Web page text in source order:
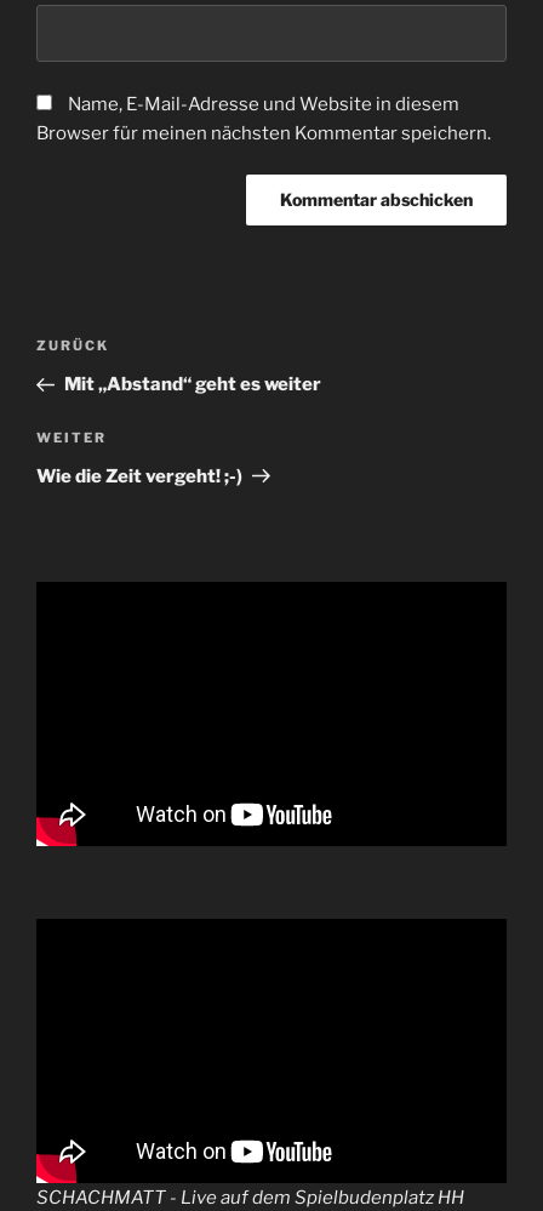
Name, E-Mail-Adresse und Website in diesem
Browser für meinen nächsten Kommentar speichern.
Beitragsnavigation
Vorheriger
Beitrag
ZURÜCK
Mit „Abstand“ geht es weiter
Nächster
Beitrag
WEITER
Wie die Zeit vergeht! ;-)
SCHACHMATT - Live auf dem Spielbudenplatz HH